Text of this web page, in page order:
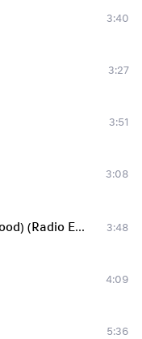
3:40
3:27
3:51
3:08
Pittsburgh Sound (All In My Blood) (Radio Edit)
3:48
4:09
5:36